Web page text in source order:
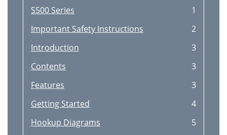
S500 Series
1
Important Safety Instructions
2
Introduction
3
Contents
3
Features
3
Getting Started
4
Hookup Diagrams
5